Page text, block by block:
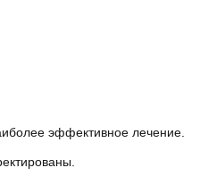
эффективное лечение.